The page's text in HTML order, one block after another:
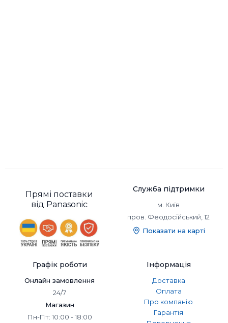
Прямі поставки
від Panasonic
Служба підтримки
м. Київ
пров. Феодосійський, 12
Показати на карті
Графік роботи
Онлайн замовлення
24/7
Магазин
Пн-Пт: 10:00 - 18:00
Інформація
Доставка
Оплата
Про компанію
Гарантія